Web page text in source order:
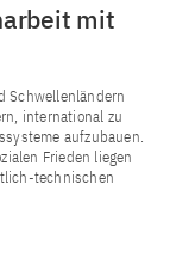
mit
Schwellenländern
international zu
aufzubauen.
Frieden liegen
technischen